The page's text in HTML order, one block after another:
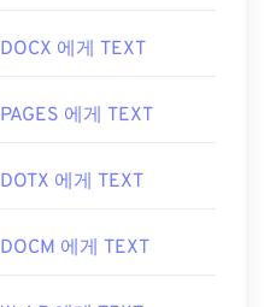
DOCX 에게 TEXT
PAGES 에게 TEXT
DOTX 에게 TEXT
DOCM 에게 TEXT